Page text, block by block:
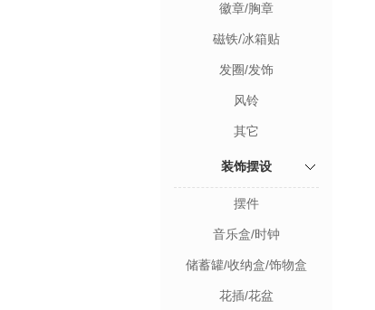
徽章/胸章
磁铁/冰箱贴
发圈/发饰
风铃
其它
装饰摆设
摆件
音乐盒/时钟
储蓄罐/收纳盒/饰物盒
花插/花盆